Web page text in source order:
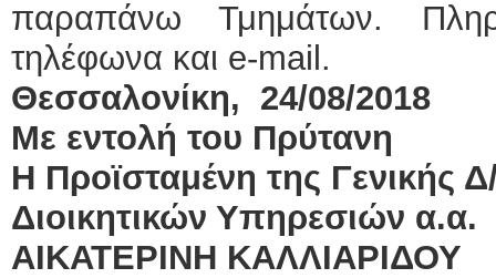
παραπάνω Τμημάτων.
τηλέφωνα και e-mail.
Θεσσαλονίκη, 24/08/2018
Με εντολή του Πρύτανη
Η Προϊσταμένη της Γενικής
Διοικητικών Υπηρεσιών α.α.
ΑΙΚΑΤΕΡΙΝΗ ΚΑΛΛΙΑΡΙΔΟΥ